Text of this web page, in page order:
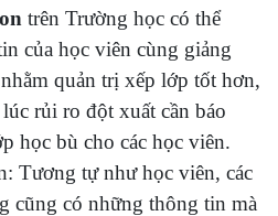
trên Trường học có thể
của học viên cùng giảng
quản trị xếp lớp tốt hơn,
rủi ro đột xuất cần báo
học bù cho các học viên.
Tương tự như học viên, các
cũng có những thông tin mà